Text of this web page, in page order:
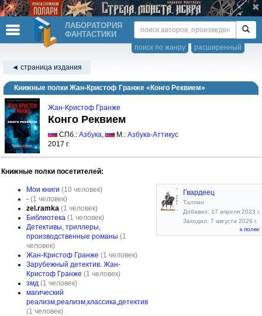
ЛАБОРАТОРИЯ
ФАНТАСТИКИ
расширенный
поиск по жанру
◄ страница издания
Книжные полки Жан-Кристоф Гранже «Конго Реквием»
Жан-Кристоф Гранже
Конго Реквием
СПб.: Азбука, М.: Азбука-Аттикус
2017 г.
Книжные полки посетителей:
Мои книги (10 человек)
- (1 человек)
zel.ramka (1 человек)
Библиотека (1 человек)
Детективы, триллеры,
производственные романы (1
человек)
Жан-Кристоф Гранже (1 человек)
Зарубежный детектив. Жан-
Кристоф Гранже (1 человек)
змд (1 человек)
магический
реализм,реализм,классика,детектив
(1 человек)
Гвардеец
Таллин
Добавил: 17 апреля 2023 г.
Заходил: 7 августа 2026 г.
к полке